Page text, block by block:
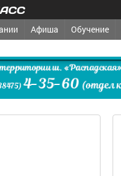
Афиша Обучение